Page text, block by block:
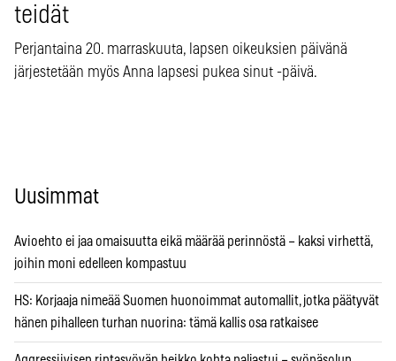
teidät
Perjantaina 20. marraskuuta, lapsen oikeuksien päivänä
järjestetään myös Anna lapsesi pukea sinut -päivä.
Uusimmat
Avioehto ei jaa omaisuutta eikä määrää perinnöstä – kaksi virhettä,
joihin moni edelleen kompastuu
HS: Korjaaja nimeää Suomen huonoimmat automallit, jotka päätyvät
hänen pihalleen turhan nuorina: tämä kallis osa ratkaisee